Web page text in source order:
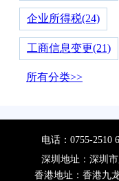
企业所得税(24)
工商信息变更(21)
所有分类>>
电话：0755-2510
深圳地址：深圳
香港地址：香港九